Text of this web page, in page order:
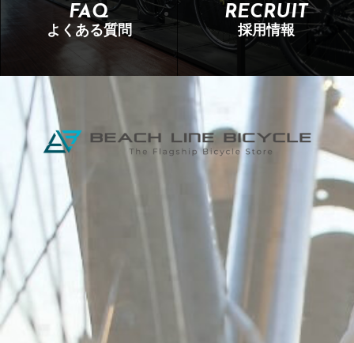
FAQ
よくある質問
RECRUIT
採用情報